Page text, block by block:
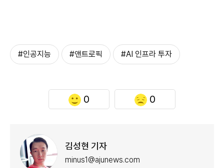
#인공지능 #앤트로픽 #AI 인프라 투자
0 0
김성현 기자
minus1@ajunews.com